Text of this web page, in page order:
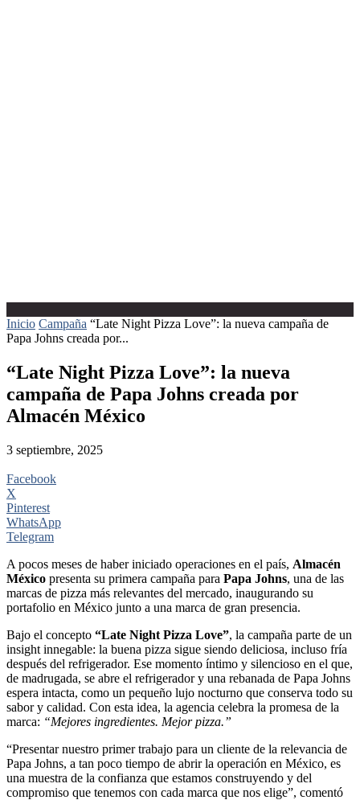
Inicio Campaña “Late Night Pizza Love”: la nueva campaña de
Papa Johns creada por...
“Late Night Pizza Love”: la nueva
campaña de Papa Johns creada por
Almacén México
3 septiembre, 2025
Facebook
X
Pinterest
WhatsApp
Telegram
A pocos meses de haber iniciado operaciones en el país, Almacén
México presenta su primera campaña para Papa Johns, una de las
marcas de pizza más relevantes del mercado, inaugurando su
portafolio en México junto a una marca de gran presencia.
Bajo el concepto “Late Night Pizza Love”, la campaña parte de un
insight innegable: la buena pizza sigue siendo deliciosa, incluso fría
después del refrigerador. Ese momento íntimo y silencioso en el que,
de madrugada, se abre el refrigerador y una rebanada de Papa Johns
espera intacta, como un pequeño lujo nocturno que conserva todo su
sabor y calidad. Con esta idea, la agencia celebra la promesa de la
marca: “Mejores ingredientes. Mejor pizza.”
“Presentar nuestro primer trabajo para un cliente de la relevancia de
Papa Johns, a tan poco tiempo de abrir la operación en México, es
una muestra de la confianza que estamos construyendo y del
compromiso que tenemos con cada marca que nos elige”, comentó